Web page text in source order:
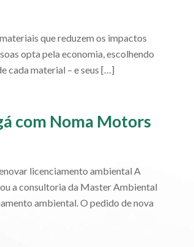
que reduzem os impactos
opta pela economia, escolhendo
cada material – e seus […]
com Noma Motors
licenciamento ambiental A
a consultoria da Master Ambiental
ambiental. O pedido de nova